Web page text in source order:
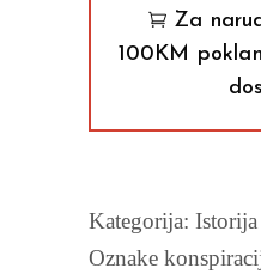
Za
100KM
Kategorija: Istorija
Oznake